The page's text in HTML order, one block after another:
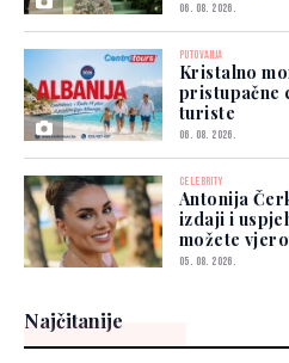
06. 08. 2026.
PUTOVANJA
Kristalno
pristupačne
turiste
06. 08. 2026.
CELEBRITY
Antonija
izdaji i
možete
05. 08. 2026.
Najčitanije